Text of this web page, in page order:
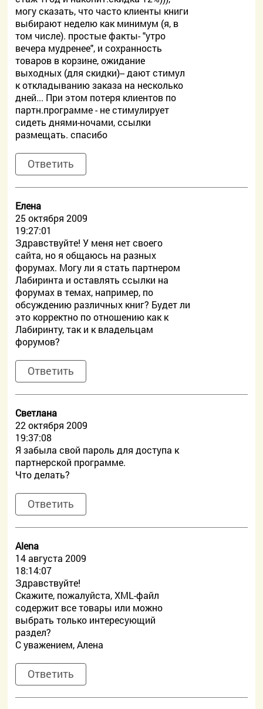
могу сказать, что часто клиенты книги
выбирают неделю как минимум (я, в
том числе). простые факты- "утро
вечера мудренее", и сохранность
товаров в корзине, ожидание
выходных (для скидки)-- дают стимул
к откладыванию заказа на несколько
дней... При этом потеря клиентов по
партн.программе - не стимулирует
сидеть днями-ночами, ссылки
размещать. спасибо
Ответить
Елена
25 октября 2009
19:27:01
Здравствуйте! У меня нет своего
сайта, но я общаюсь на разных
форумах. Могу ли я стать партнером
Лабиринта и оставлять ссылки на
форумах в темах, например, по
обсуждению различных книг? Будет ли
это корректно по отношению как к
Лабиринту, так и к владельцам
форумов?
Ответить
Светлана
22 октября 2009
19:37:08
Я забыла свой пароль для доступа к
партнерской программе.
Что делать?
Ответить
Alena
14 августа 2009
18:14:07
Здравствуйте!
Скажите, пожалуйста, XML-файл
содержит все товары или можно
выбрать только интересующий
раздел?
С уважением, Алена
Ответить